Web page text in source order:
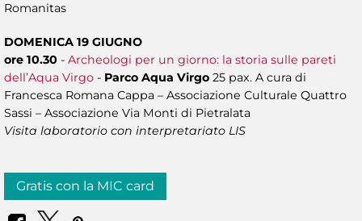
Romanitas
DOMENICA 19 GIUGNO
ore 10.30 - Archeologi per un giorno: la storia sulle pareti
dell’Aqua Virgo - Parco Aqua Virgo 25 pax. A cura di
Francesca Romana Cappa – Associazione Culturale Quattro
Sassi – Associazione Via Monti di Pietralata
Visita laboratorio con interpretariato LIS
Gratis con la MIC card